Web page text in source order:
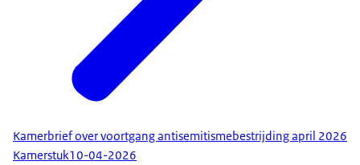
Kamerbrief over voortgang antisemitismebestrijding april 2026
Kamerstuk10-04-2026